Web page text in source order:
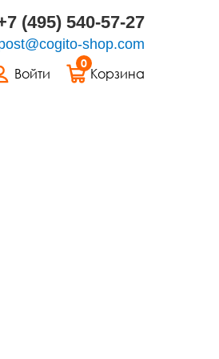
(495) 540-57-27
shop.com
Войти
0
Корзина